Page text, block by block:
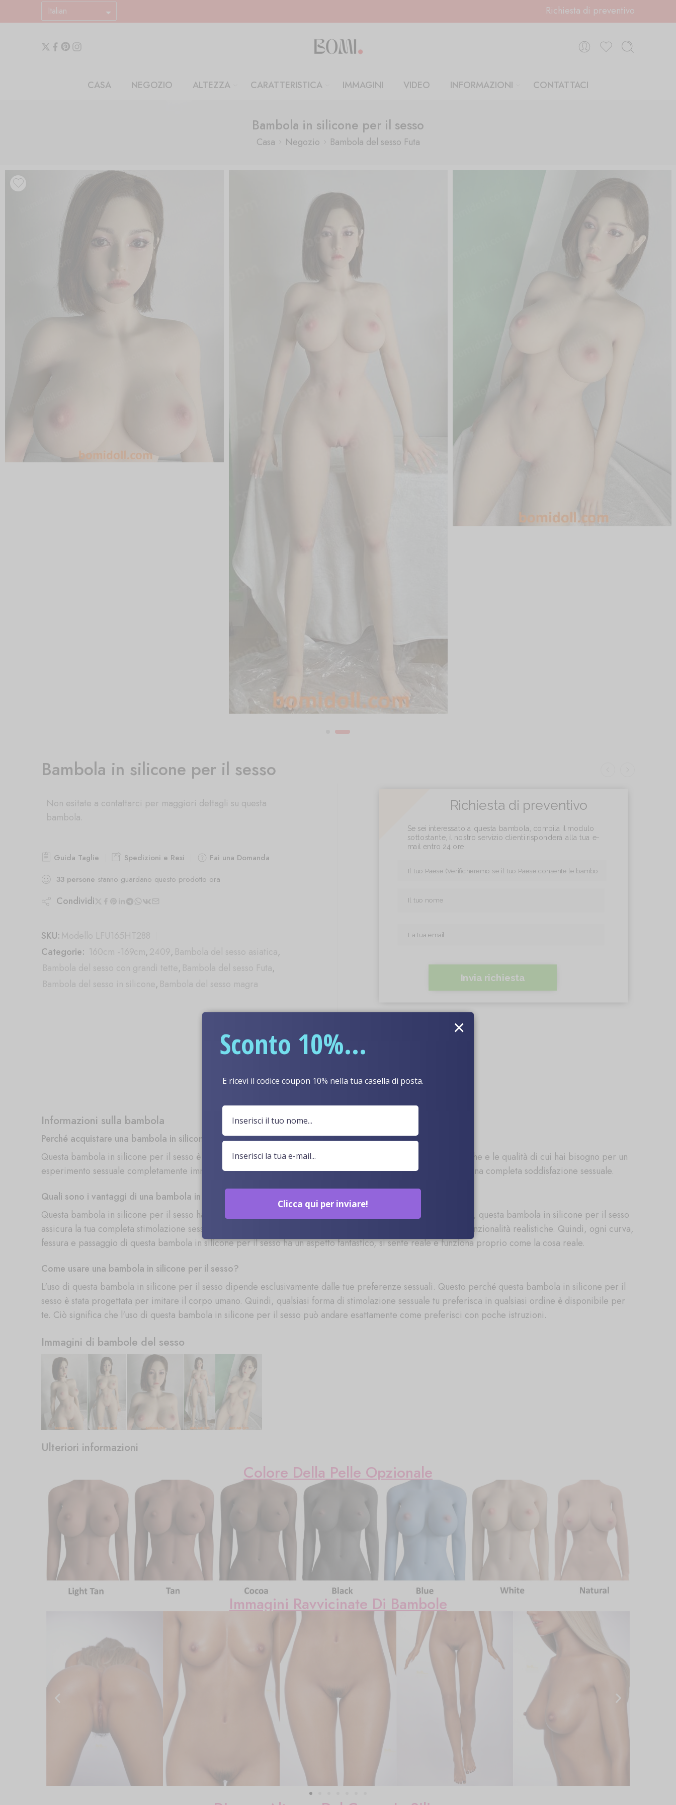
Italian Richiesta di preventivo
CASA NEGOZIO ALTEZZA CARATTERISTICA IMMAGINI VIDEO INFORMAZIONI CONTATTACI
Bambola in silicone per il sesso
Casa Negozio Bambola del sesso Futa
Bambola in silicone per il sesso
Non esitate a contattarci per maggiori dettagli su questa
bambola.
Guida Taglie Spedizioni e Resi
Fai una Domanda
33 persone stanno guardano questo prodotto ora
Condividi
SKU:Modello LFU165HT288
Categorie: 160cm -169cm,2409, Bambola del sesso asiatica,
Bambola del sesso con grandi tette, Bambola del sesso Futa,
Bambola del sesso in silicone, Bambola del sesso magra
Richiesta di preventivo
Se sei interessato a questa bambola, compila il modulo
sottostante, il nostro servizio clienti risponderà alla tua e-
mail entro 24 ore
Invia richiesta
Descrizione Perché noi
Informazioni sulla bambola
Perché acquistare una bambola in silicone per il sesso?
Questa bambola in silicone per il sesso è una compagna intima ben dettagliata. Una che ha tutte le caratteristiche e le qualità di cui hai bisogno per un
esperimento sessuale completamente immersivo. Quindi, questa bambola in silicone per il sesso ti garantisce una completa soddisfazione sessuale.
Quali sono i vantaggi di una bambola in silicone per il sesso?
Questa bambola in silicone per il sesso ha l'aspetto più vivido e realistico. Oltre ad avere dettagli così realistici, questa bambola in silicone per il sesso
assicura la tua completa stimolazione sessuale offrendo una sensazione di carne profondamente immersiva e funzionalità realistiche. Quindi, ogni curva,
fessura e passaggio di questa bambola in silicone per il sesso ha un aspetto fantastico, si sente reale e funziona proprio come la cosa reale.
Come usare una bambola in silicone per il sesso?
L'uso di questa bambola in silicone per il sesso dipende esclusivamente dalle tue preferenze sessuali. Questo perché questa bambola in silicone per il
sesso è stata progettata per imitare il corpo umano. Quindi, qualsiasi forma di stimolazione sessuale tu preferisca in qualsiasi ordine è disponibile per
te. Ciò significa che l'uso di questa bambola in silicone per il sesso può andare esattamente come preferisci con poche istruzioni.
Immagini di bambole del sesso
Ulteriori informazioni
Colore Della Pelle Opzionale
Immagini Ravvicinate Di Bambole
Sconto 10%...
E ricevi il codice coupon 10% nella tua casella di posta.
Clicca qui per inviare!
×